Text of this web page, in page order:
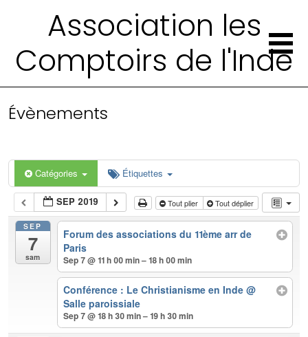
Association les
Comptoirs de l'Inde
Évènements
Catégories Étiquettes
SEP 2019 Tout plier Tout déplier
SEP
7
sam
Forum des associations du 11ème arr de
Paris
Sep 7 @ 11 h 00 min – 18 h 00 min
Conférence : Le Christianisme en Inde@
Salle paroissiale
Sep 7 @ 18 h 30 min – 19 h 30 min